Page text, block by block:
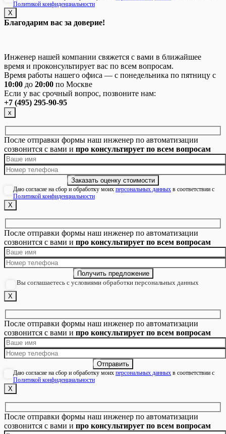
Политикой конфиденциальности
Х
Благодарим вас за доверие!
Инженер нашей компании свяжется с вами в ближайшее
время и проконсультирует вас по всем вопросам.
Время работы нашего офиса — с понедельника по пятницу с
10:00 до 20:00 по Москве
Если у вас срочный вопрос, позвоните нам:
+7 (495) 295-90-95
х
После отправки формы наш инженер по автоматизации
созвонится с вами и про консультирует по всем вопросам
Даю согласие на сбор и обработку моих персональных данных в соответствии с
Политикой конфиденциальности
Х
После отправки формы наш инженер по автоматизации
созвонится с вами и про консультирует по всем вопросам
Вы соглашаетесь с условиями обработки персональных данных
Х
После отправки формы наш инженер по автоматизации
созвонится с вами и про консультирует по всем вопросам
Даю согласие на сбор и обработку моих персональных данных в соответствии с
Политикой конфиденциальности
Х
После отправки формы наш инженер по автоматизации
созвонится с вами и про консультирует по всем вопросам